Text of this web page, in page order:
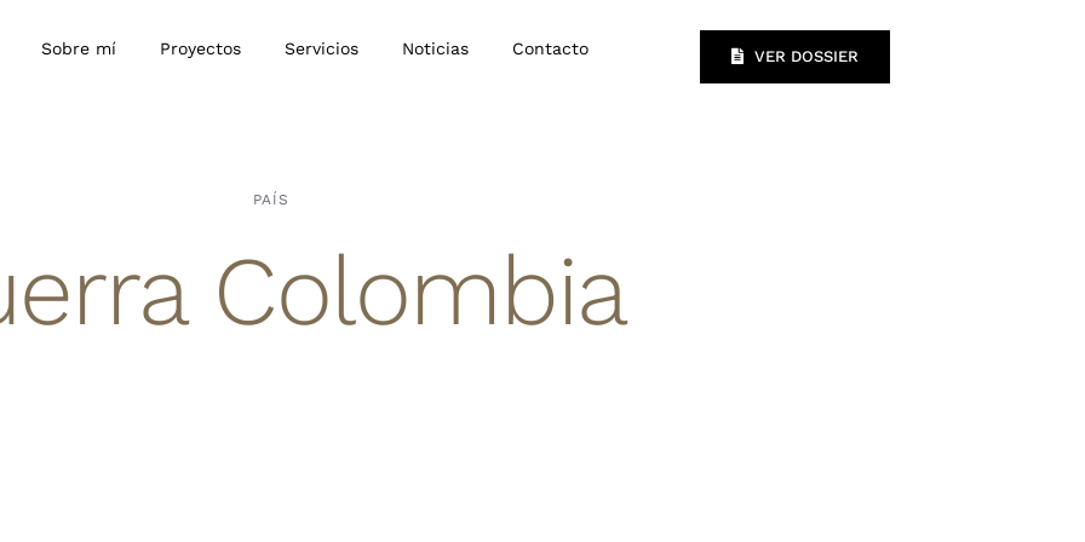
Sobre mí Proyectos Servicios Noticias Contacto VER DOSSIER
PAÍS
Colombia